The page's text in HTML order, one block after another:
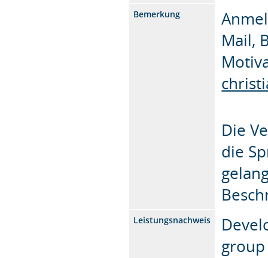
Bemerkung
Mail,
Die
die
Leistungsnachweis